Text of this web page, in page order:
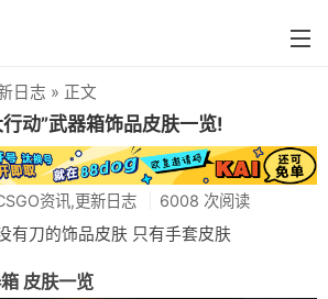
farmskins
88dog
flamecases
88hash-jp
日志 » 正文
行动”武器箱饰品皮肤一览!
资讯,更新日志 6008 次阅读
有刀的饰品皮肤 只有手套皮肤
皮肤一览